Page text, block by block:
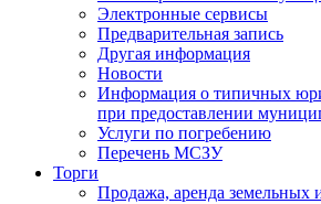
Электронные сервисы
Предварительная запись
Другая информация
Новости
Информация о типичных
при предоставлении
Услуги по погребению
Перечень МСЗУ
Торги
Продажа, аренда земельных